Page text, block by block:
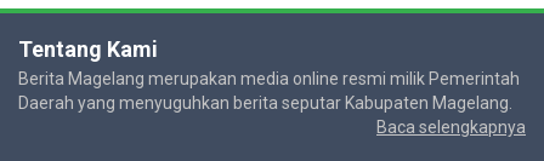
Tentang Kami
Berita Magelang merupakan media online resmi milik Pemerintah
Daerah yang menyuguhkan berita seputar Kabupaten Magelang.
Baca selengkapnya